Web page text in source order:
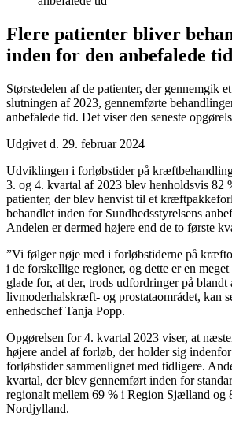
Flere patienter bliver
inden for den anbefalede tid
Størstedelen af de patienter, der gennemgik
slutningen af 2023, gennemførte
anbefalede tid. Det viser den seneste
Udgivet d. 29. februar 2024
Udviklingen i forløbstider på
3. og 4. kvartal af 2023 blev henholdsvis 82
patienter, der blev henvist til et
behandlet inden for Sundhedsstyrelsens
Andelen er dermed højere end de to første
”Vi følger nøje med i forløbstiderne på
i de forskellige regioner, og dette er en
glade for, at der, trods udfordringer på blandt
livmoderhalskræft- og prostataområdet, kan
enhedschef Tanja Popp.
Opgørelsen for 4. kvartal 2023 viser, at
højere andel af forløb, der holder sig
forløbstider sammenlignet med tidligere.
kvartal, der blev gennemført inden for
regionalt mellem 69 % i Region Sjælland og
Nordjylland.